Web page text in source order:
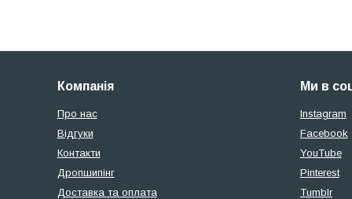
Компанія
Про нас
Відгуки
Контакти
Дропшипінг
Доставка та оплата
Ми в
Instagram
Facebook
YouTube
Pinterest
Tumblr